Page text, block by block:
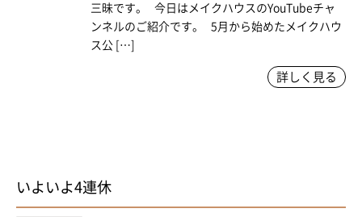
三昧です。 今日はメイクハウスのYouTubeチャ
ンネルのご紹介です。 5月から始めたメイクハウ
ス公 […]
詳しく見る
いよいよ4連休